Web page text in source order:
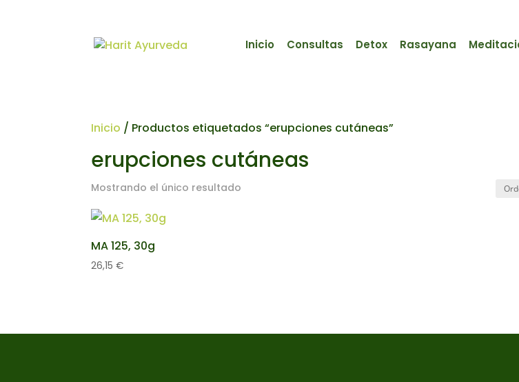
Inicio Consultas Detox Rasayana
Inicio / Productos etiquetados “erupciones cutáneas”
erupciones cutáneas
Mostrando el único resultado
MA 125, 30g
26,15 €